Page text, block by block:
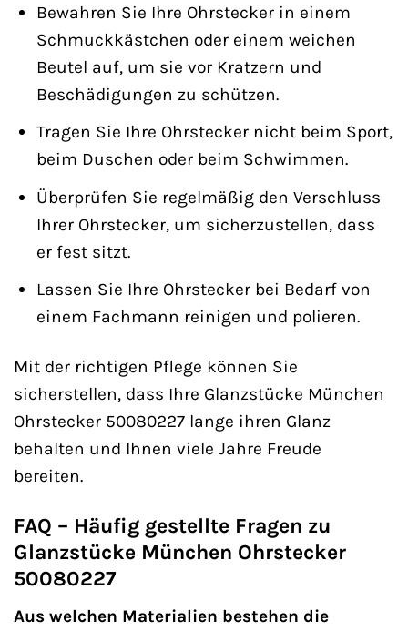
Bewahren Sie Ihre Ohrstecker in einem
Schmuckkästchen oder einem weichen
Beutel auf, um sie vor Kratzern und
Beschädigungen zu schützen.
Tragen Sie Ihre Ohrstecker nicht beim Sport,
beim Duschen oder beim Schwimmen.
Überprüfen Sie regelmäßig den Verschluss
Ihrer Ohrstecker, um sicherzustellen, dass
er fest sitzt.
Lassen Sie Ihre Ohrstecker bei Bedarf von
einem Fachmann reinigen und polieren.
Mit der richtigen Pflege können Sie
sicherstellen, dass Ihre Glanzstücke München
Ohrstecker 50080227 lange ihren Glanz
behalten und Ihnen viele Jahre Freude
bereiten.
FAQ – Häufig gestellte Fragen zu
Glanzstücke München Ohrstecker
50080227
Aus welchen Materialien bestehen die